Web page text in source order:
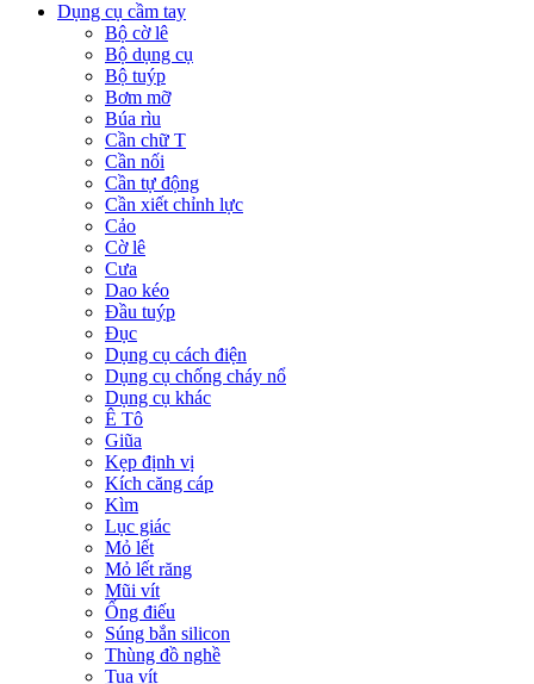
Dụng cụ cầm tay
Bộ cờ lê
Bộ dụng cụ
Bộ tuýp
Bơm mỡ
Búa rìu
Cần chữ T
Cần nối
Cần tự động
Cần xiết chỉnh lực
Cảo
Cờ lê
Cưa
Dao kéo
Đầu tuýp
Đục
Dụng cụ cách điện
Dụng cụ chống cháy nổ
Dụng cụ khác
Ê Tô
Giũa
Kẹp định vị
Kích căng cáp
Kìm
Lục giác
Mỏ lết
Mỏ lết răng
Mũi vít
Ống điếu
Súng bắn silicon
Thùng đồ nghề
Tua vít